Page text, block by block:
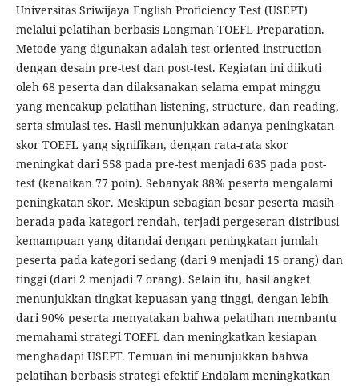
Universitas Sriwijaya English Proficiency Test (USEPT)
melalui pelatihan berbasis Longman TOEFL Preparation.
Metode yang digunakan adalah test-oriented instruction
dengan desain pre-test dan post-test. Kegiatan ini diikuti
oleh 68 peserta dan dilaksanakan selama empat minggu
yang mencakup pelatihan listening, structure, dan reading,
serta simulasi tes. Hasil menunjukkan adanya peningkatan
skor TOEFL yang signifikan, dengan rata-rata skor
meningkat dari 558 pada pre-test menjadi 635 pada post-
test (kenaikan 77 poin). Sebanyak 88% peserta mengalami
peningkatan skor. Meskipun sebagian besar peserta masih
berada pada kategori rendah, terjadi pergeseran distribusi
kemampuan yang ditandai dengan peningkatan jumlah
peserta pada kategori sedang (dari 9 menjadi 15 orang) dan
tinggi (dari 2 menjadi 7 orang). Selain itu, hasil angket
menunjukkan tingkat kepuasan yang tinggi, dengan lebih
dari 90% peserta menyatakan bahwa pelatihan membantu
memahami strategi TOEFL dan meningkatkan kesiapan
menghadapi USEPT. Temuan ini menunjukkan bahwa
pelatihan berbasis strategi efektif Endalam meningkatkan